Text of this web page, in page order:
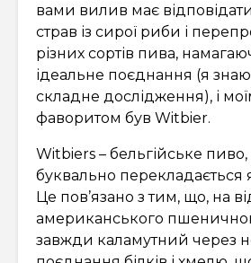
вами вилив має
страв із сирої риби і
різних сортів пива,
ідеальне поєднання (я
складне дослідження), і
фаворитом був Witbier.
Witbiers – бельгійське пиво,
буквально перекладається
Це пов’язано з тим, що, на
американського
завжди каламутний через